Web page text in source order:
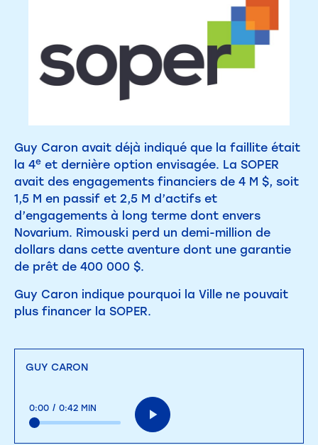
Guy Caron avait déjà indiqué que la faillite était
la 4e et dernière option envisagée. La SOPER
avait des engagements financiers de 4 M $, soit
1,5 M en passif et 2,5 M d’actifs et
d’engagements à long terme dont envers
Novarium. Rimouski perd un demi-million de
dollars dans cette aventure dont une garantie
de prêt de 400 000 $.
Guy Caron indique pourquoi la Ville ne pouvait
plus financer la SOPER.
GUY CARON
0:00 / 0:42 MIN